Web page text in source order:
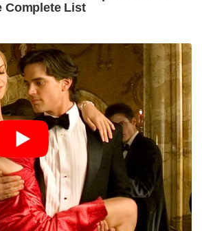
മന്ത്രി രമേശ് സിംഗ് അറോറ
അന്വേഷണത്തിന്
മുഖ്യമന്ത്രി മറിയം
അന്വേഷണത്തിന് നിർദേശം
എങ്കിലും അന്താരാഷ്ട്ര
ന്യൂനപക്ഷ വിരുദ്ധ
ഒരിക്കൽക്കൂടി
ഈ സംഭവം.
first demolish later